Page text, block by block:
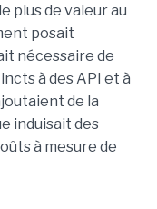
plus de valeur au
posait
nécessaire de
à des API et à
de la
induisait des
à mesure de